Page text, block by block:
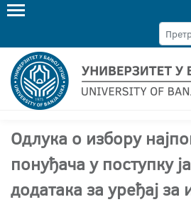
Одлука о избору
понуђача у поступку
додатака за уређај